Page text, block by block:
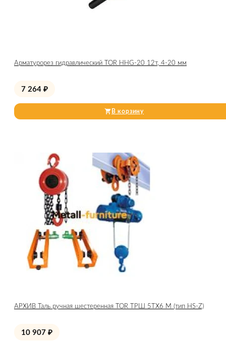
Арматурорез гидравлический TOR HHG-20 12т, 4-20 мм
7 264 ₽
В корзину
АРХИВ Таль ручная шестеренная TOR ТРШ 5ТХ6 М (тип HS-Z)
10 907 ₽